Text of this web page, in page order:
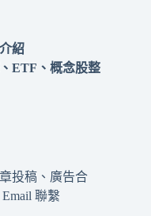
紹
ETF、概念股整
投稿、廣告合
聯繫